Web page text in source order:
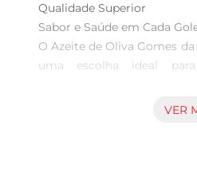
Qualidade Superior
Sabor e Saúde em Cada
O Azeite de Oliva Gomes
uma escolha ideal
500ml de puro azeite, este
VER